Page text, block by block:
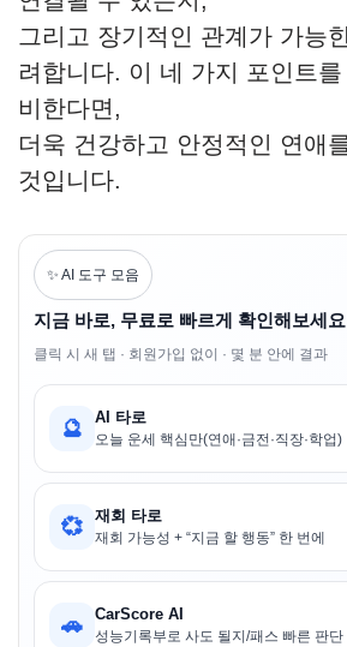
그리고 장기적인 관계가 가능
려합니다. 이 네 가지 포인트
비한다면,
더욱 건강하고 안정적인 연애
것입니다.
✨ AI 도구 모음
지금 바로, 무료로 빠르게 확인해보세요
클릭 시 새 탭 · 회원가입 없이 · 몇 분 안에 결과
🔮 AI 타로
오늘 운세 핵심만(연애·금전·직장·학업)
💞 재회 타로
재회 가능성 + “지금 할 행동” 한 번에
🚗 CarScore AI
성능기록부로 사도 될지/패스 빠른 판단